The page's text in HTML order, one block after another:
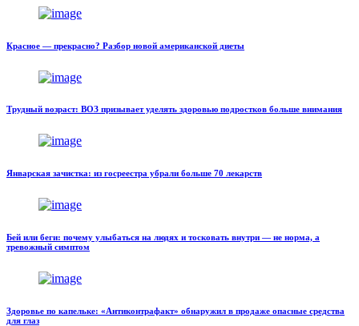
Красное — прекрасно? Разбор новой американской диеты
Трудный возраст: ВОЗ призывает уделять здоровью подростков больше внимания
Январская зачистка: из госреестра убрали больше 70 лекарств
Бей или беги: почему улыбаться на людях и тосковать внутри — не норма, а
тревожный симптом
Здоровье по капельке: «Антиконтрафакт» обнаружил в продаже опасные средства
для глаз